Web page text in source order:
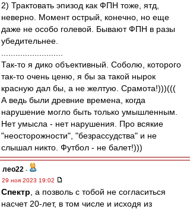
2) Трактовать эпизод как ФПН тоже, ятд,
неверно. Момент острый, конечно, но еще
даже не особо голевой. Бывают ФПН в разы
убедительнее.
Так-то я дико объективный. Соболю, которого
так-то очень ценю, я бы за такой нырок
красную дал бы, а не желтую. Срамота!)))(((
А ведь были древние времена, когда
нарушение могло быть только умышленным.
Нет умысла - нет нарушения. Про всякие
"неосторожности", "безрассудства" и не
слышал никто. Футбол - не балет!)))
лео22 -
29 ноя 2023 19:02
Спектр , а позволь с тобой не согласиться
насчет 20-лет, в том числе и исходя из